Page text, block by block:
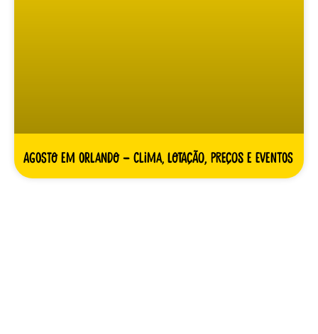
Agosto em Orlando – clima, lotação, preços e eventos